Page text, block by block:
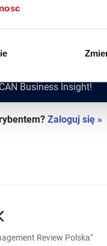
Business Insight!
Zaloguj się »
Review Polska"